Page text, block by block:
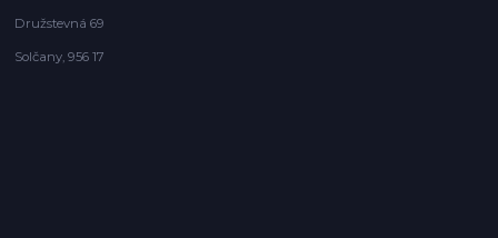
Družstevná 69
Solčany, 956 17